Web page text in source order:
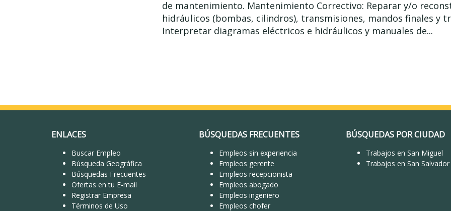
de mantenimiento. Mantenimiento Correctivo: Reparar y/o
hidráulicos (bombas, cilindros), transmisiones, mandos finales y
Interpretar diagramas eléctricos e hidráulicos y manuales de...
ENLACES
Buscar Empleo
Búsqueda Geográfica
Búsquedas Frecuentes
Ofertas en tu E-mail
Registrar Empresa
Términos de Uso
BÚSQUEDAS FRECUENTES
Empleos sin experiencia
Empleos gerente
Empleos recepcionista
Empleos abogado
Empleos ingeniero
Empleos chofer
BÚSQUEDAS POR CIUDAD
Trabajos en San Miguel
Trabajos en San Salvador